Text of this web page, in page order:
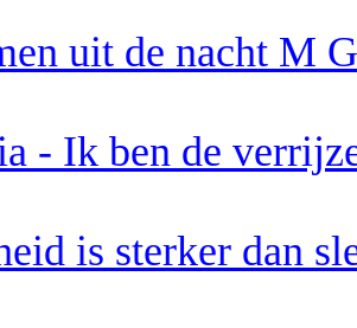
uit de nacht M
- Ik ben de
is sterker dan